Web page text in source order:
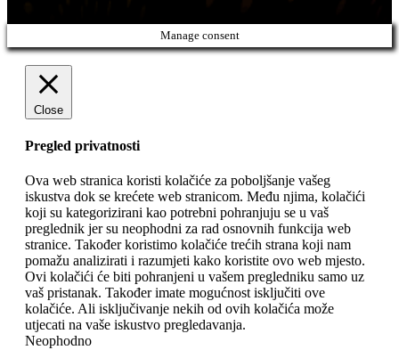
Manage consent
Close
Pregled privatnosti
Ova web stranica koristi kolačiće za poboljšanje vašeg
iskustva dok se krećete web stranicom. Među njima, kolačići
koji su kategorizirani kao potrebni pohranjuju se u vaš
preglednik jer su neophodni za rad osnovnih funkcija web
stranice. Također koristimo kolačiće trećih strana koji nam
pomažu analizirati i razumjeti kako koristite ovo web mjesto.
Ovi kolačići će biti pohranjeni u vašem pregledniku samo uz
vaš pristanak. Također imate mogućnost isključiti ove
kolačiće. Ali isključivanje nekih od ovih kolačića može
utjecati na vaše iskustvo pregledavanja.
Neophodno